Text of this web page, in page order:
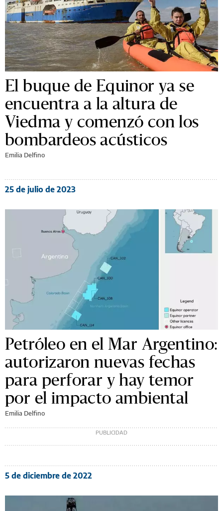
El buque de Equinor ya se
encuentra a la altura de
Viedma y comenzó con los
bombardeos acústicos
Emilia Delfino
25 de julio de 2023
Petróleo en el Mar Argentino:
autorizaron nuevas fechas
para perforar y hay temor
por el impacto ambiental
Emilia Delfino
5 de diciembre de 2022